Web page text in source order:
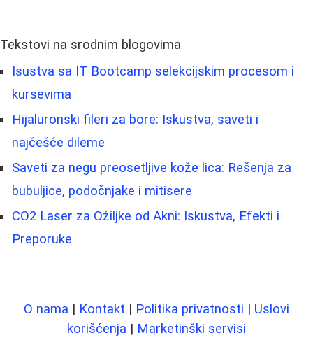
Tekstovi na srodnim blogovima
Isustva sa IT Bootcamp selekcijskim procesom i
kursevima
Hijaluronski fileri za bore: Iskustva, saveti i
najčešće dileme
Saveti za negu preosetljive kože lica: Rešenja za
bubuljice, podočnjake i mitisere
CO2 Laser za Ožiljke od Akni: Iskustva, Efekti i
Preporuke
O nama | Kontakt | Politika privatnosti | Uslovi
korišćenja | Marketinški servisi